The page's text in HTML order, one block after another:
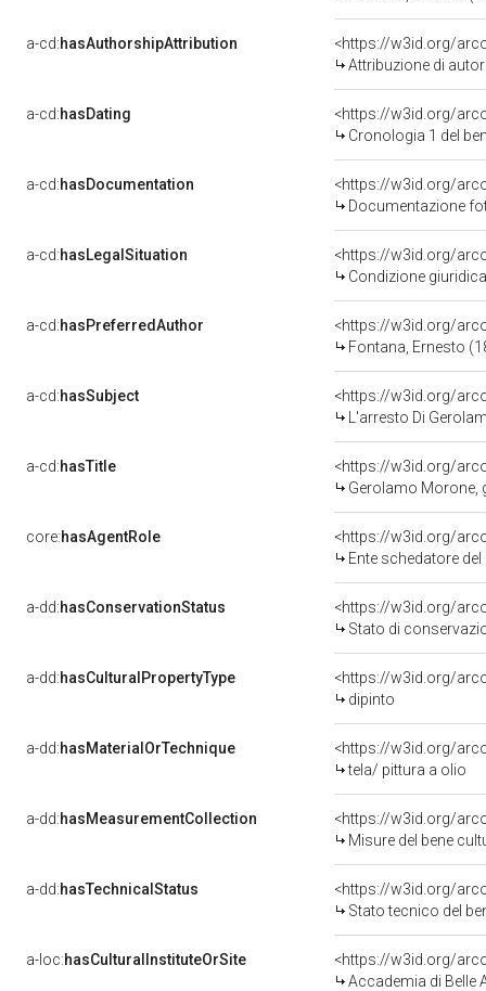
a-cd:hasAuthorshipAttribution
<https://w3id.org/
Attribuzione di
a-cd:hasDating
<https://w3id.org/
Cronologia 1 del
a-cd:hasDocumentation
Documentazione
a-cd:hasLegalSituation
Condizione
a-cd:hasPreferredAuthor
<https://w3id.org/
Fontana, Ernesto
a-cd:hasSubject
<https://w3id.org/
L'arresto Di
a-cd:hasTitle
Gerolamo Morone, gran
core:hasAgentRole
<https://w3id.org/
Ente schedatore
a-dd:hasConservationStatus
Stato di
a-dd:hasCulturalPropertyType
dipinto
a-dd:hasMaterialOrTechnique
<https://w3id.org/
tela/ pittura a olio
a-dd:hasMeasurementCollection
<https://w3id.org/
Misure del bene
a-dd:hasTechnicalStatus
<https://w3id.org/
Stato tecnico del
a-loc:hasCulturalInstituteOrSite
Accademia di Belle